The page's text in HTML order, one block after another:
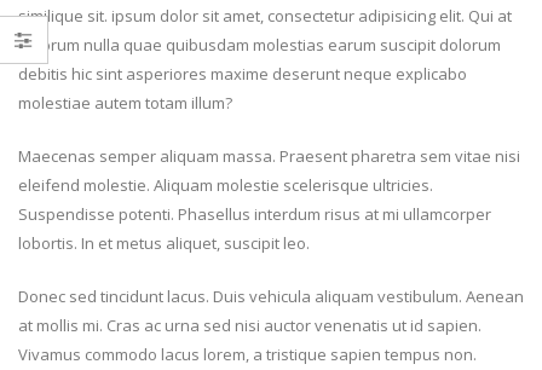
similique sit. ipsum dolor sit amet, consectetur adipisicing elit. Qui at
laborum nulla quae quibusdam molestias earum suscipit dolorum
debitis hic sint asperiores maxime deserunt neque explicabo
molestiae autem totam illum?
Maecenas semper aliquam massa. Praesent pharetra sem vitae nisi
eleifend molestie. Aliquam molestie scelerisque ultricies.
Suspendisse potenti. Phasellus interdum risus at mi ullamcorper
lobortis. In et metus aliquet, suscipit leo.
Donec sed tincidunt lacus. Duis vehicula aliquam vestibulum. Aenean
at mollis mi. Cras ac urna sed nisi auctor venenatis ut id sapien.
Vivamus commodo lacus lorem, a tristique sapien tempus non.